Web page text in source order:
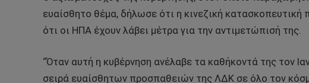
ευαίσθητο θέμα, δήλωσε ότι η κινεζική
ότι οι ΗΠΑ έχουν λάβει μέτρα για την αντιμετώπισή της.
“Όταν αυτή η κυβέρνηση ανέλαβε τα καθήκοντά της τον
σειρά ευαίσθητων προσπαθειών της ΛΔΚ σε όλο τον